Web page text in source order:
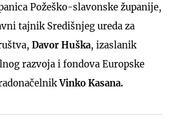
Požeško-slavonske županije,
tajnik Središnjeg ureda za
Davor Huška, izaslanik
razvoja i fondova Europske
Vinko Kasana.